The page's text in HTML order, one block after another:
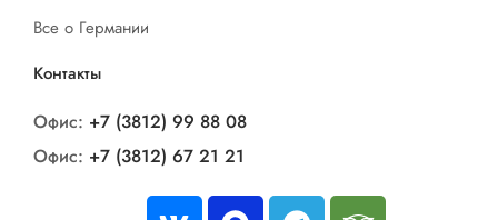
Все о Германии
Контакты
Офис: +7 (3812) 99 88 08
Офис: +7 (3812) 67 21 21